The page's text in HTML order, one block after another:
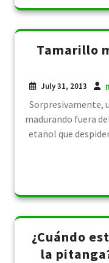
Tamarillo
July 31, 2013
Sorpresivamente,
madurando fuera
etanol que
¿Cuándo
la